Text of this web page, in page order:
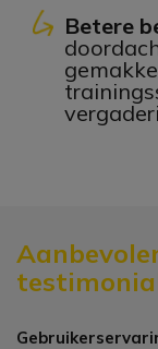
Betere